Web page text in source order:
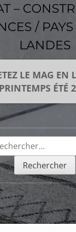
–
/
LANDES
LE MAG EN
PRINTEMPS ÉTÉ
: